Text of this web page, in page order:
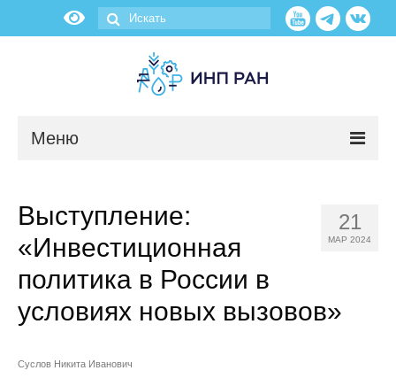
Меню
Об институте
Научные подразделения
21
МАР 2024
Выступление:
«Инвестиционная
политика в России в
условиях новых вызовов»
Суслов Никита Иванович